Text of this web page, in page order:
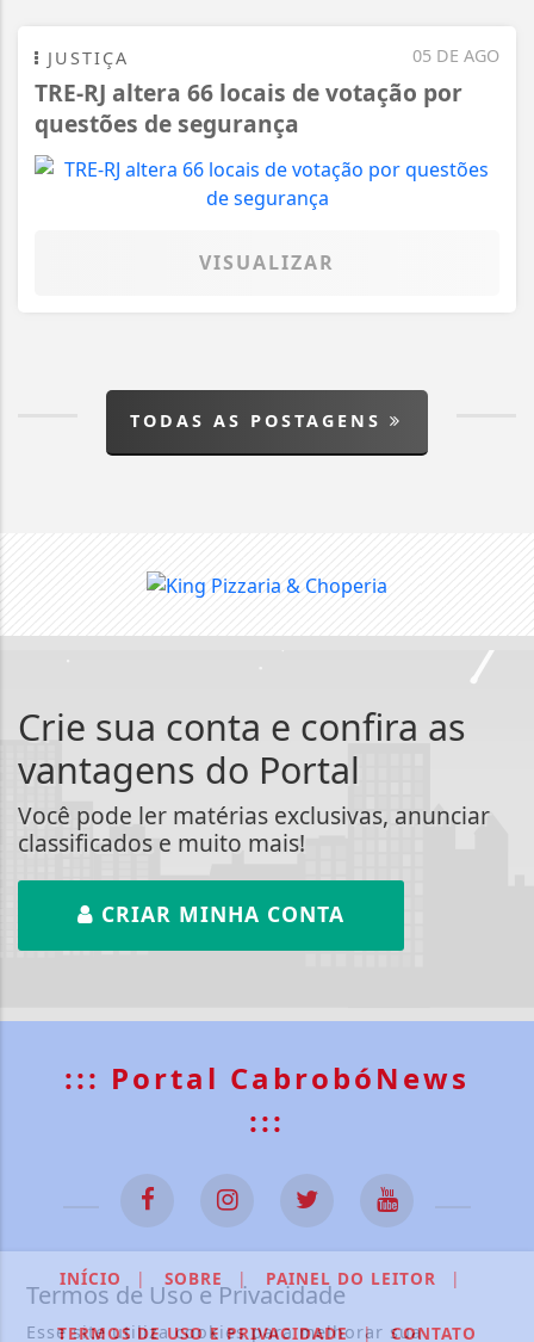
05 DE AGO
JUSTIÇA
TRE-RJ altera 66 locais de votação por
questões de segurança
VISUALIZAR
TODAS AS POSTAGENS
Crie sua conta e confira as
vantagens do Portal
Você pode ler matérias exclusivas, anunciar
classificados e muito mais!
CRIAR MINHA CONTA
::: Portal CabrobóNews
:::
INÍCIO | SOBRE | PAINEL DO LEITOR |
TERMOS DE USO E PRIVACIDADE | CONTATO
Termos de Uso e Privacidade
Esse site utiliza cookies para melhorar sua